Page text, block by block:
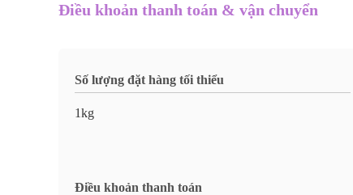
Điều khoản thanh toán & vận chuyển
Số lượng đặt hàng tối thiểu
1kg
Điều khoản thanh toán